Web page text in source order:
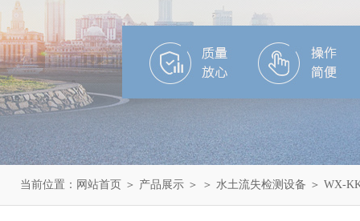
当前位置： 网站首页 ＞ 产品展示 ＞ ＞ 水土流失检测设备 ＞ WX-